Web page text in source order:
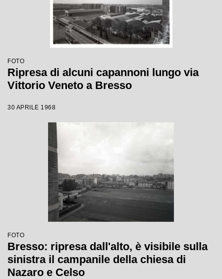
FOTO
Ripresa di alcuni capannoni lungo via
Vittorio Veneto a Bresso
30 APRILE 1968
FOTO
Bresso: ripresa dall'alto, è visibile sulla
sinistra il campanile della chiesa di
Nazaro e Celso